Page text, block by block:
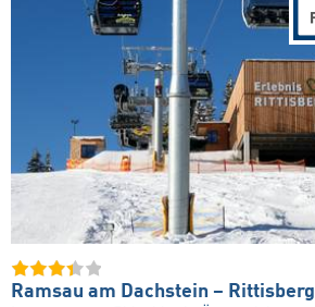
Ramsau am Dachstein – Rittisberg